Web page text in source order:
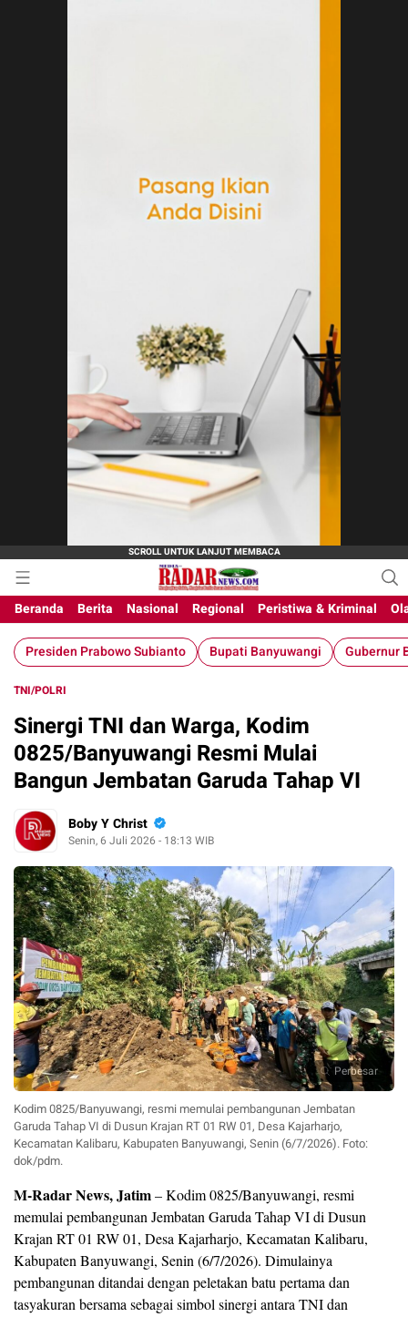
Beranda Berita Nasional Regional Peristiwa & Kriminal
Presiden Prabowo Subianto Bupati Banyuwangi Gubernur
TNI/POLRI
Sinergi TNI dan Warga, Kodim
0825/Banyuwangi Resmi Mulai
Bangun Jembatan Garuda Tahap VI
Boby Y Christ
Senin, 6 Juli 2026 - 18:13 WIB
Perbesar
Kodim 0825/Banyuwangi, resmi memulai pembangunan Jembatan
Garuda Tahap VI di Dusun Krajan RT 01 RW 01, Desa Kajarharjo,
Kecamatan Kalibaru, Kabupaten Banyuwangi, Senin (6/7/2026). Foto:
dok/pdm.
M-Radar News, Jatim– Kodim 0825/Banyuwangi, resmi
memulai pembangunan Jembatan Garuda Tahap VI di Dusun
Krajan RT 01 RW 01, Desa Kajarharjo, Kecamatan Kalibaru,
Kabupaten Banyuwangi, Senin (6/7/2026). Dimulainya
pembangunan ditandai dengan peletakan batu pertama dan
tasyakuran bersama sebagai simbol sinergi antara TNI dan